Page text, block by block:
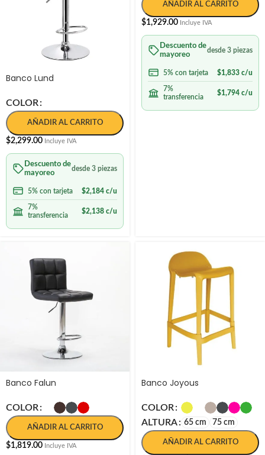
Banco Lund
COLOR
AÑADIR AL CARRITO
$2,299.00 Incluye IVA
Descuento de
mayoreo
desde 3 piezas
5% con tarjeta $2,184 c/u
7%
transferencia
$2,138 c/u
AÑADIR AL CARRITO
$1,929.00 Incluye IVA
Descuento de
mayoreo
desde 3 piezas
5% con tarjeta $1,833 c/u
7%
transferencia
$1,794 c/u
Banco Falun
COLOR
AÑADIR AL CARRITO
$1,819.00 Incluye IVA
Banco Joyous
COLOR
ALTURA
65 cm 75 cm
AÑADIR AL CARRITO